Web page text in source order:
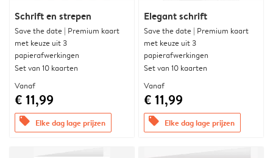
Schrift en strepen
Save the date | Premium kaart
met keuze uit 3
papierafwerkingen
Set van 10 kaarten
Vanaf
€ 11,99
offers Elke dag lage prijzen
Elegant schrift
Save the date | Premium kaart
met keuze uit 3
papierafwerkingen
Set van 10 kaarten
Vanaf
€ 11,99
offers Elke dag lage prijzen